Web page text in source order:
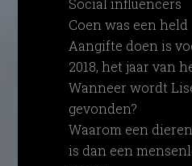
Social influencers
Coen was een held
Aangifte doen is
2018, het jaar van
Wanneer wordt
gevonden?
Waarom een
is dan een